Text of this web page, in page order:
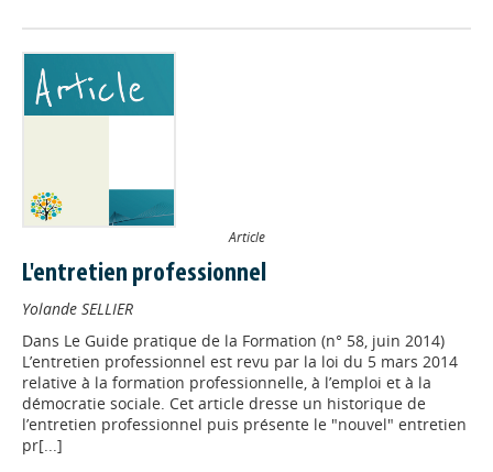
Article
L'entretien professionnel
Yolande SELLIER
Dans Le Guide pratique de la Formation (n° 58, juin 2014)
L’entretien professionnel est revu par la loi du 5 mars 2014
relative à la formation professionnelle, à l’emploi et à la
démocratie sociale. Cet article dresse un historique de
l’entretien professionnel puis présente le "nouvel" entretien
pr[...]